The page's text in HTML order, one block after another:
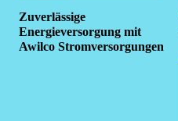
Zuverlässige
Energieversorgung mit
Awilco Stromversorgungen